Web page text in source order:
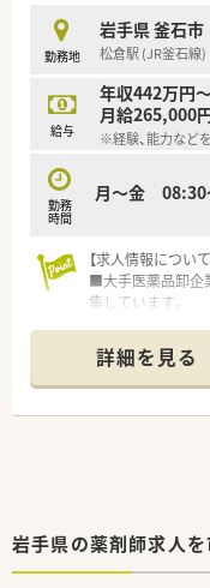
にピッタリの職場
勤務地
岩手県 釜石市
松倉駅 (JR釜石線)
給与
年収442万円
月給265,000
※経験、能力など
勤務
時間
月～金 08:30
【求人情報について
■大手医薬品卸企
集しています。
すことが可能です。
■企業での勤務経
いただける求人で
■今回は欠員補充
できる方を求めて
■様々な環境や人
詳細を見る
岩手県の薬剤師求人